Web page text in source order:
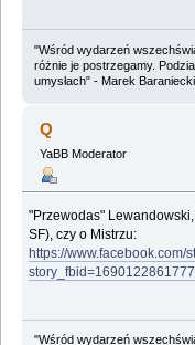
"Wśród wydarzeń
różnie je postrzegamy.
umysłach" - Marek Baraniecki
Q
YaBB Moderator
"Przewodas"
SF), czy o Mistrzu:
https://www.facebook.com/
"Wśród wydarzeń